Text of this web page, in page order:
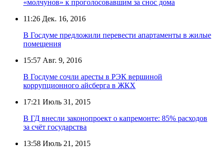
«молчунов» к проголосовавшим за снос дома
11:26 Дек. 16, 2016
В Госдуме предложили перевести апартаменты в жилые
помещения
15:57 Авг. 9, 2016
В Госдуме сочли аресты в РЭК вершиной
коррупционного айсберга в ЖКХ
17:21 Июль 31, 2015
В ГД внесли законопроект о капремонте: 85% расходов
за счёт государства
13:58 Июль 21, 2015